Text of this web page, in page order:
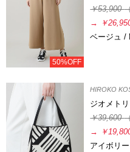
50%OFF
￥53,900
→
￥
ベージュ /
HIROKO
ジオメト
￥39,600
→
￥
アイボリ